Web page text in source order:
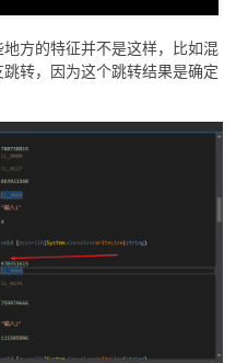
方的特征并不是这样，比如混
转，因为这个跳转结果是确定